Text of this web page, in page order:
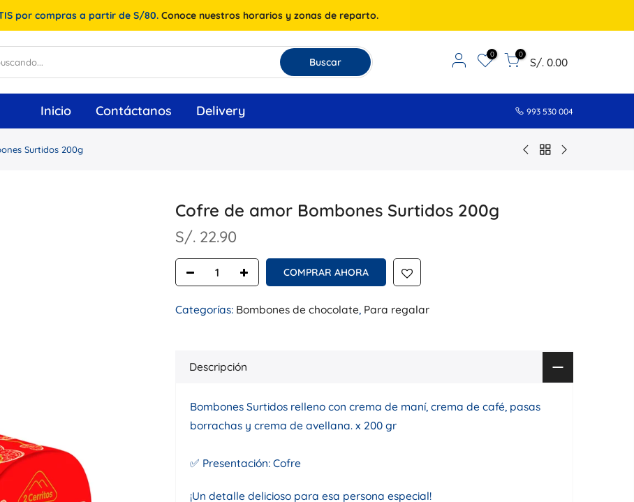
por compras a partir de S/80. Conoce nuestros horarios y zonas de reparto.
Buscar
0 0
S/. 0.00
Inicio Contáctanos Delivery 993 530 004
Surtidos 200g
Cofre de amor Bombones Surtidos 200g
S/. 22.90
COMPRAR AHORA
Categorías: Bombones de chocolate, Para regalar
Descripción
Bombones Surtidos relleno con crema de maní, crema de café, pasas
borrachas y crema de avellana. x 200 gr
✅ Presentación: Cofre
¡Un detalle delicioso para esa persona especial!